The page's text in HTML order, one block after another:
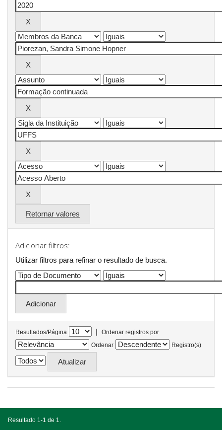
Retornar valores
Adicionar filtros:
Utilizar filtros para refinar o resultado de busca.
Resultados/Página |
Ordenar registros por
Ordenar
Registro(s)
Resultado 1-1 de 1.